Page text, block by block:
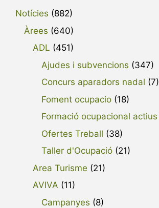
Notícies (882)
Àrees (640)
ADL (451)
Ajudes i subvencions (347)
Concurs aparadors nadal (7)
Foment ocupacio (18)
Formació ocupacional actius
Ofertes Treball (38)
Taller d'Ocupació (21)
Area Turisme (21)
AVIVA (11)
Campanyes (8)